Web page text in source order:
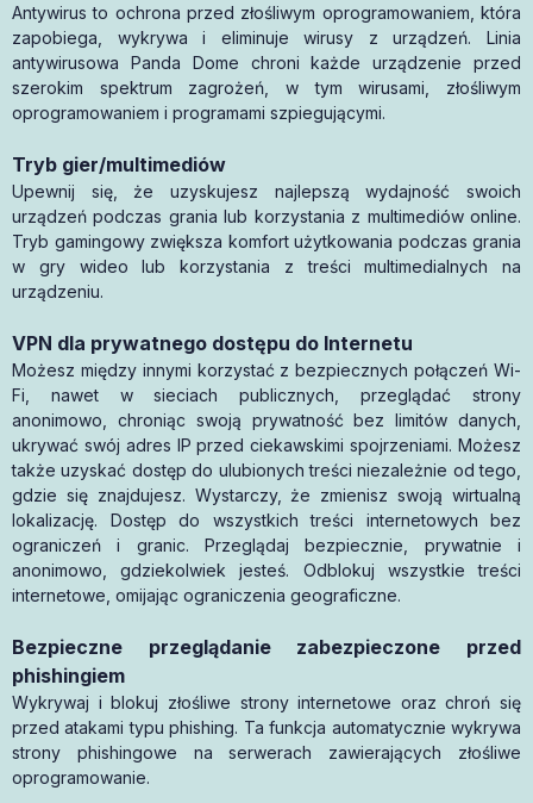
Antywirus to ochrona przed złośliwym oprogramowaniem, która
zapobiega, wykrywa i eliminuje wirusy z urządzeń. Linia
antywirusowa Panda Dome chroni każde urządzenie przed
szerokim spektrum zagrożeń, w tym wirusami, złośliwym
oprogramowaniem i programami szpiegującymi.
Tryb gier/multimediów
Upewnij się, że uzyskujesz najlepszą wydajność swoich
urządzeń podczas grania lub korzystania z multimediów online.
Tryb gamingowy zwiększa komfort użytkowania podczas grania
w gry wideo lub korzystania z treści multimedialnych na
urządzeniu.
VPN dla prywatnego dostępu do Internetu
Możesz między innymi korzystać z bezpiecznych połączeń Wi-
Fi, nawet w sieciach publicznych, przeglądać strony
anonimowo, chroniąc swoją prywatność bez limitów danych,
ukrywać swój adres IP przed ciekawskimi spojrzeniami. Możesz
także uzyskać dostęp do ulubionych treści niezależnie od tego,
gdzie się znajdujesz. Wystarczy, że zmienisz swoją wirtualną
lokalizację. Dostęp do wszystkich treści internetowych bez
ograniczeń i granic. Przeglądaj bezpiecznie, prywatnie i
anonimowo, gdziekolwiek jesteś. Odblokuj wszystkie treści
internetowe, omijając ograniczenia geograficzne.
Bezpieczne przeglądanie zabezpieczone przed
phishingiem
Wykrywaj i blokuj złośliwe strony internetowe oraz chroń się
przed atakami typu phishing. Ta funkcja automatycznie wykrywa
strony phishingowe na serwerach zawierających złośliwe
oprogramowanie.